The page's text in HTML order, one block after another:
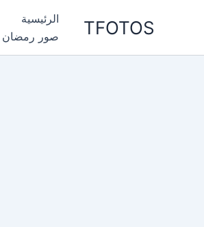
TFOTOS الرئيسية
صور رمضان